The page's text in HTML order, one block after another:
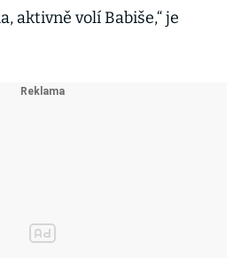
aktivně volí Babiše,“ je